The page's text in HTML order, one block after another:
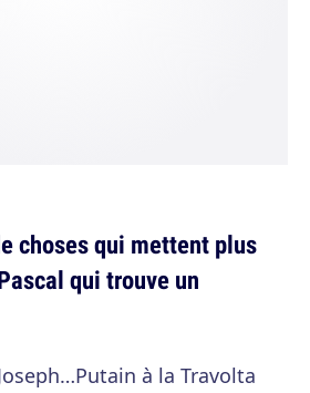
choses qui mettent plus
qui trouve un
à la Travolta